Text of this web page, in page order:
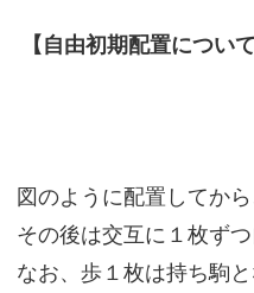
【自由初期配置について
図のように配置してから
その後は交互に１枚ず
なお、歩１枚は持ち駒